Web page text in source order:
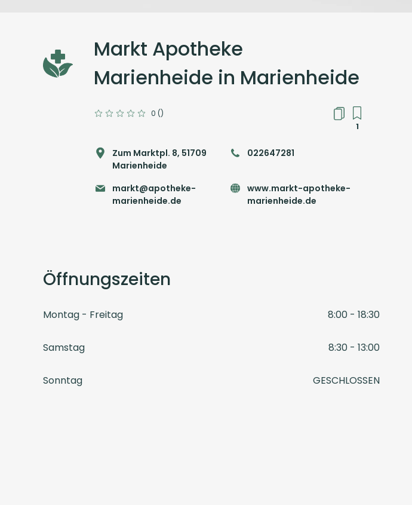
Markt Apotheke
Marienheide in Marienheide
0 ()
1
Zum Marktpl. 8, 51709
Marienheide
markt@apotheke-
marienheide.de
022647281
www.markt-apotheke-
marienheide.de
Öffnungszeiten
Montag - Freitag 8:00 - 18:30
Samstag 8:30 - 13:00
Sonntag GESCHLOSSEN